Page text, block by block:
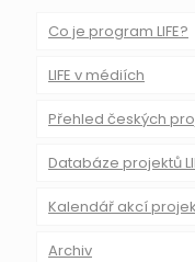
Co je program LIFE?
LIFE v médiích
Přehled českých
Databáze projektů
Kalendář akcí
Archiv